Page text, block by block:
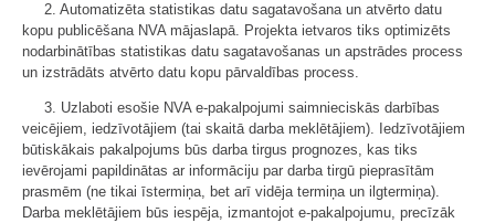
2. Automatizēta statistikas datu sagatavošana un atvērto datu
kopu publicēšana NVA mājaslapā. Projekta ietvaros tiks optimizēts
nodarbinātības statistikas datu sagatavošanas un apstrādes process
un izstrādāts atvērto datu kopu pārvaldības process.
3. Uzlaboti esošie NVA e-pakalpojumi saimnieciskās darbības
veicējiem, iedzīvotājiem (tai skaitā darba meklētājiem). Iedzīvotājiem
būtiskākais pakalpojums būs darba tirgus prognozes, kas tiks
ievērojami papildinātas ar informāciju par darba tirgū pieprasītām
prasmēm (ne tikai īstermiņa, bet arī vidēja termiņa un ilgtermiņa).
Darba meklētājiem būs iespēja, izmantojot e-pakalpojumu, precīzāk